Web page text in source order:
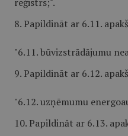
8. Papildināt ar 6.11.
"6.11. būvizstrādājumu
9. Papildināt ar 6.12.
"6.12. uzņēmumu
10. Papildināt ar 6.13.